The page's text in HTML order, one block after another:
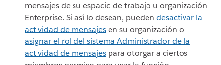
mensajes de su espacio de trabajo u organización
Enterprise. Si así lo desean, pueden desactivar la
actividad de mensajesen su organización o
asignar el rol del sistema Administrador de la
actividad de mensajes para otorgar a ciertos